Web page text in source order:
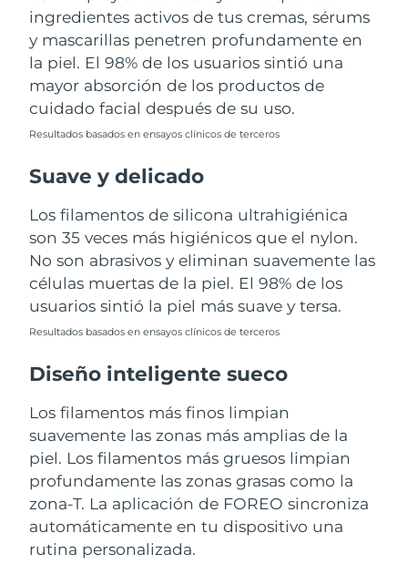
ingredientes activos de tus cremas, sérums
y mascarillas penetren profundamente en
la piel. El 98% de los usuarios sintió una
mayor absorción de los productos de
cuidado facial después de su uso.
Resultados basados en ensayos clínicos de terceros
Suave y delicado
Los filamentos de silicona ultrahigiénica
son 35 veces más higiénicos que el nylon.
No son abrasivos y eliminan suavemente las
células muertas de la piel. El 98% de los
usuarios sintió la piel más suave y tersa.
Resultados basados en ensayos clínicos de terceros
Diseño inteligente sueco
Los filamentos más finos limpian
suavemente las zonas más amplias de la
piel. Los filamentos más gruesos limpian
profundamente las zonas grasas como la
zona-T. La aplicación de FOREO sincroniza
automáticamente en tu dispositivo una
rutina personalizada.
Unidos
Entrega prevista
Reino Unido Entrega prevista8/10/26
Estados Unidos Entrega prevista